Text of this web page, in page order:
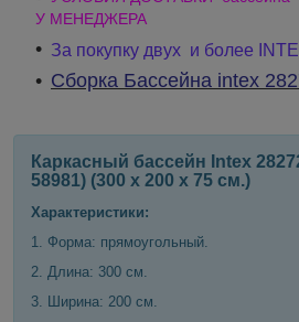
У МЕНЕДЖЕРА
За покупку двух и более
Сборка Бассейна intex
Каркасный бассейн Intex
58981) (300 х 200 х 75 см.)
Характеристики:
1. Форма: прямоугольный.
2. Длина: 300 см.
3. Ширина: 200 см.